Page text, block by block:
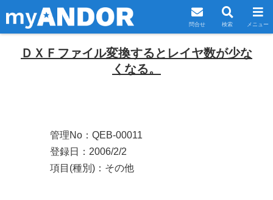
ＤＸＦファイル変換するとレイヤ数が少な
くなる。
管理No：QEB-00011
登録日：2006/2/2
項目(種別)：その他
問合せ 検索 メニュー